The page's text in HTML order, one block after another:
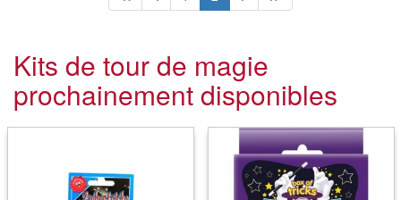
Kits de tour de magie
prochainement disponibles